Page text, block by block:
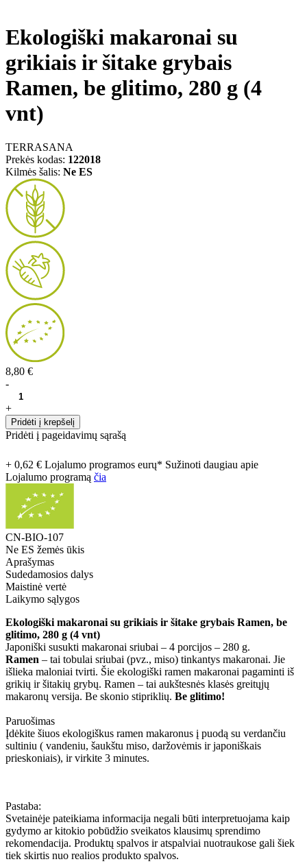
Ekologiški makaronai su
grikiais ir šitake grybais
Ramen, be glitimo, 280 g (4
vnt)
TERRASANA
Prekės kodas: 122018
Kilmės šalis: Ne ES
8,80 €
-
+
Pridėti į krepšelį
Pridėti į pageidavimų sąrašą
+ 0,62 € Lojalumo programos eurų* Sužinoti daugiau apie
Lojalumo programą čia
CN-BIO-107
Ne ES žemės ūkis
Aprašymas
Sudedamosios dalys
Maistinė vertė
Laikymo sąlygos
Ekologiški makaronai su grikiais ir šitake grybais Ramen, be
glitimo, 280 g (4 vnt)
Japoniški susukti makaronai sriubai – 4 porcijos – 280 g.
Ramen – tai tobulai sriubai (pvz., miso) tinkantys makaronai. Jie
išlieka maloniai tvirti. Šie ekologiški ramen makaronai pagaminti iš
grikių ir šitakių grybų. Ramen – tai aukštesnės klasės greitųjų
makaronų versija. Be skonio stipriklių. Be glitimo!
Paruošimas
Įdėkite šiuos ekologiškus ramen makaronus į puodą su verdančiu
sultiniu ( vandeniu, šaukštu miso, daržovėmis ir japoniškais
prieskoniais), ir virkite 3 minutes.
Pastaba:
Svetainėje pateikiama informacija negali būti interpretuojama kaip
gydymo ar kitokio pobūdžio sveikatos klausimų sprendimo
rekomendacija. Produktų spalvos ir atspalviai nuotraukose gali šiek
tiek skirtis nuo realios produkto spalvos.